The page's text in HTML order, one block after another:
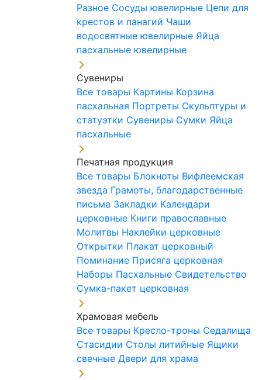
Разное Сосуды ювелирные Цепи для
крестов и панагий Чаши
водосвятные ювелирные Яйца
пасхальные ювелирные
Сувениры
Все товары Картины Корзина
пасхальная Портреты Скульптуры и
статуэтки Сувениры Сумки Яйца
пасхальные
Печатная продукция
Все товары Блокноты Вифлеемская
звезда Грамоты, благодарственные
письма Закладки Календари
церковные Книги православные
Молитвы Наклейки церковные
Открытки Плакат церковный
Поминание Присяга церковная
Наборы Пасхальные Свидетельство
Сумка-пакет церковная
Храмовая мебель
Все товары Кресло-троны Седалища
Стасидии Столы литийные Ящики
свечные Двери для храма